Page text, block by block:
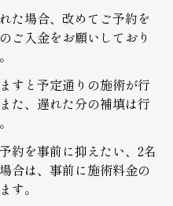
た場合、改めてご予約を
ご入金をお願いしており
すと予定通りの施術が行
た、遅れた分の補填は行
約を事前に抑えたい、2名
合は、事前に施術料金の
す。